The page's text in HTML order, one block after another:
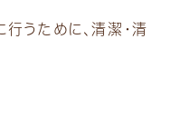
うために、清潔・清